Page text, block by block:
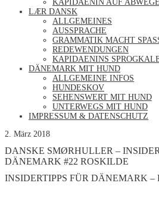
KAPIDAENIN AUF
LÆR DANSK
ALLGEMEINES
AUSSPRACHE
GRAMMATIK MACHT SPASS
REDEWENDUNGEN
KAPIDAENINS
DÄNEMARK MIT HUND
ALLGEMEINE INFOS
HUNDESKOV
SEHENSWERT MIT HUND
UNTERWEGS MIT HUND
IMPRESSUM & DATENSCHUTZ
2. März 2018
DANSKE SMØRHULLER –
DÄNEMARK #22 ROSKILDE
INSIDERTIPPS FÜR DÄNEMARK –